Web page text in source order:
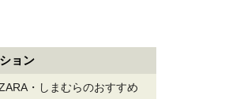
ョン
・しまむらのおすすめ